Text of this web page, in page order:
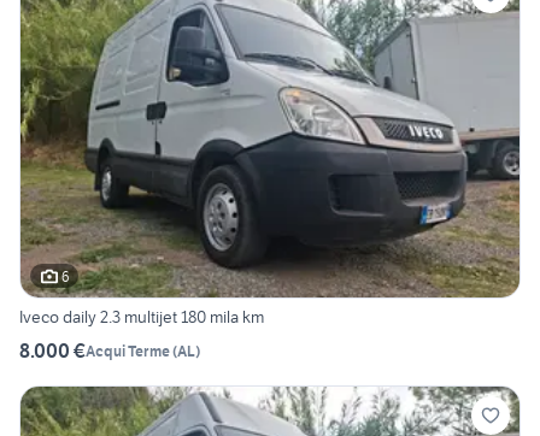
6
Iveco daily 2.3 multijet 180 mila km
8.000 €Acqui Terme(AL)